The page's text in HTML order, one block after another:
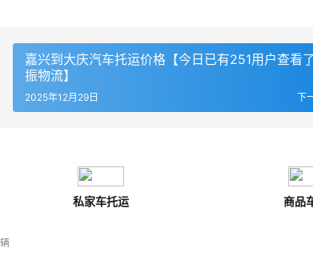
嘉兴到大庆汽车托运价格【今日已有251用户查看
振物流】
下
2025年12月29日
私家车托运 商品